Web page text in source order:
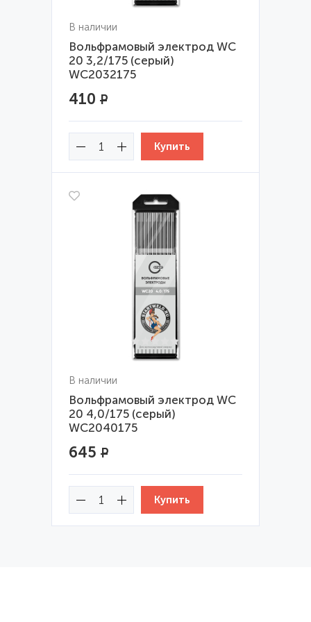
В наличии
Вольфрамовый электрод WС
20 3,2/175 (серый)
WC2032175
410 Р
В наличии
Вольфрамовый электрод WС
20 4,0/175 (серый)
WC2040175
645 Р